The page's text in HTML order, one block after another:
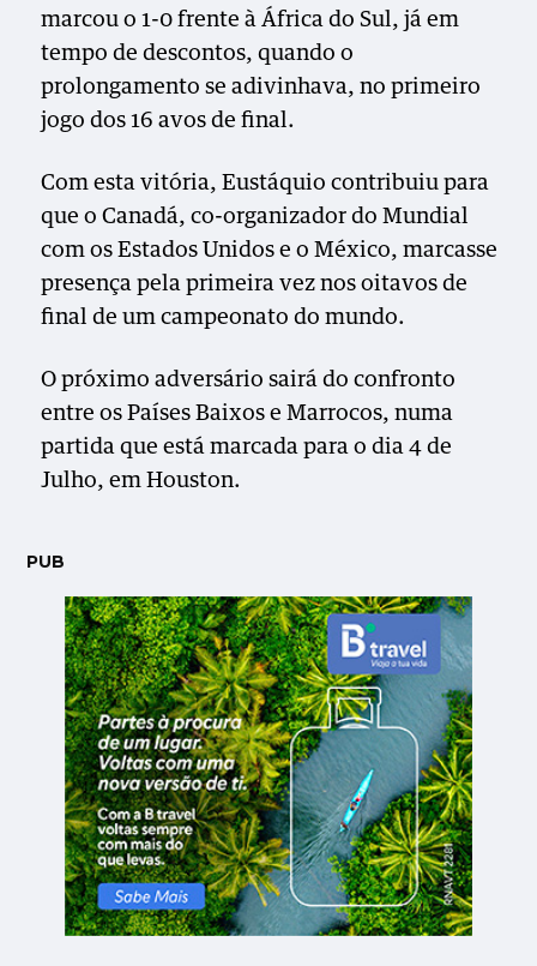
marcou o 1-0 frente à África do Sul, já em
tempo de descontos, quando o
prolongamento se adivinhava, no primeiro
jogo dos 16 avos de final.
Com esta vitória, Eustáquio contribuiu para
que o Canadá, co-organizador do Mundial
com os Estados Unidos e o México, marcasse
presença pela primeira vez nos oitavos de
final de um campeonato do mundo.
O próximo adversário sairá do confronto
entre os Países Baixos e Marrocos, numa
partida que está marcada para o dia 4 de
Julho, em Houston.
PUB